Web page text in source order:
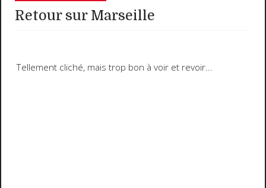
Retour sur Marseille
Tellement cliché, mais trop bon à voir et revoir...